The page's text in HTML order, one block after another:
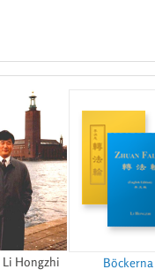
Li Hongzhi Böckerna